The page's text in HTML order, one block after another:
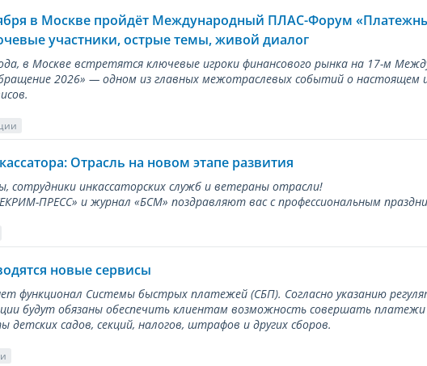
в Москве пройдёт Международный ПЛАС-Форум
участники, острые темы, живой диалог
в Москве встретятся ключевые игроки финансового рынка на 17-м
2026» — одном из главных межотраслевых событий о настоящем
Отрасль на новом этапе развития
сотрудники инкассаторских служб и ветераны отрасли!
ПРЕСС» и журнал «БСМ» поздравляют вас с профессиональным
новые сервисы
функционал Системы быстрых платежей (СБП). Согласно указанию
будут обязаны обеспечить клиентам возможность совершать платежи
детских садов, секций, налогов, штрафов и других сборов.